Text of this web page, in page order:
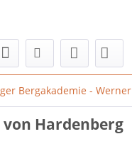
Bergakademie -
von Hardenberg